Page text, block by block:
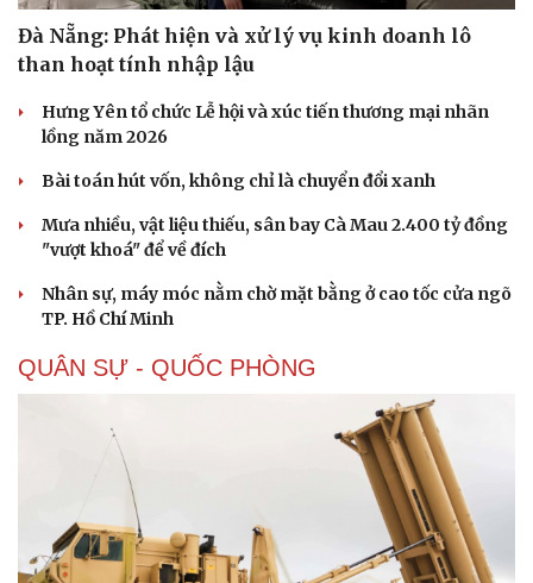
Dinh dưỡng - món ngon
Cây thuốc
Sản phụ khoa
Nam khoa
Làm đẹp - giảm cân
Phòng mạch online
Blog
Đà Nẵng: Phát hiện và xử lý vụ kinh doanh lô
than hoạt tính nhập lậu
Hưng Yên tổ chức Lễ hội và xúc tiến thương mại nhãn
lồng năm 2026
Bài toán hút vốn, không chỉ là chuyển đổi xanh
Mưa nhiều, vật liệu thiếu, sân bay Cà Mau 2.400 tỷ đồng
"vượt khoá" để về đích
Nhân sự, máy móc nằm chờ mặt bằng ở cao tốc cửa ngõ
TP. Hồ Chí Minh
QUÂN SỰ - QUỐC PHÒNG